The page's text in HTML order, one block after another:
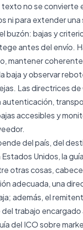
no se convierte
ni para extender
buzón: bajas y
antes del envío.
mantener
baja y observar
Lasdirectrices de
autenticación,
accesibles y
del país, del
Unidos, la
otras cosas,
adecuada, una
además, el
trabajo
del ICO sobre